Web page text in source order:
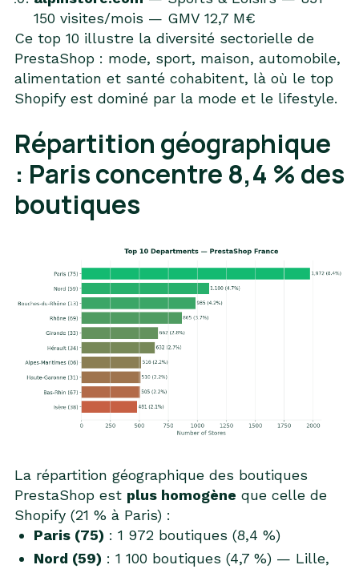
150 visites/mois — GMV 12,7 M€
Ce top 10 illustre la diversité sectorielle de
PrestaShop : mode, sport, maison, automobile,
alimentation et santé cohabitent, là où le top
Shopify est dominé par la mode et le lifestyle.
Répartition géographique
: Paris concentre 8,4 % des
boutiques
La répartition géographique des boutiques
PrestaShop est plus homogène que celle de
Shopify (21 % à Paris) :
Paris (75) : 1 972 boutiques (8,4 %)
Nord (59) : 1 100 boutiques (4,7 %) — Lille,